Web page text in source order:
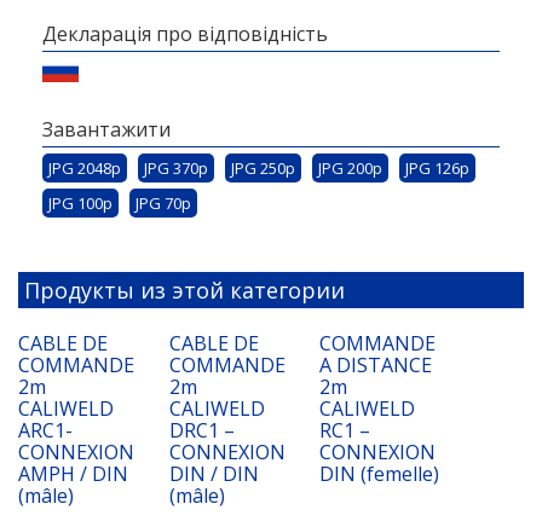
Декларація про відповідність
Завантажити
JPG 2048p JPG 370p JPG 250p JPG 200p
JPG 126p
JPG 100p
JPG 70p
Продукты из этой категории
CABLE DE
COMMANDE
2m
CALIWELD
ARC1-
CONNEXION
AMPH / DIN
(mâle)
CABLE DE
COMMANDE
2m
CALIWELD
DRC1 –
CONNEXION
DIN / DIN
(mâle)
COMMANDE
A DISTANCE
2m
CALIWELD
RC1 –
CONNEXION
DIN (femelle)